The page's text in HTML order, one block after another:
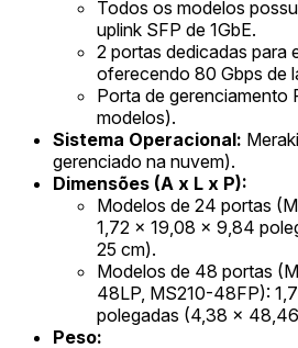
Todos os modelos
uplink SFP de 1GbE.
2 portas dedicadas para
oferecendo 80 Gbps de
Porta de gerenciamento
modelos).
Sistema Operacional:
gerenciado na nuvem).
Dimensões (A x L x P):
Modelos de 24 portas
1,72 x 19,08 x 9,84
25 cm).
Modelos de 48 portas
48LP, MS210-48FP):
polegadas (4,38 x
Peso: